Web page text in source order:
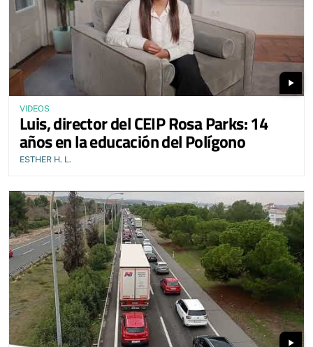
play_arrow
VIDEOS
Luis, director del CEIP Rosa Parks: 14
años en la educación del Polígono
ESTHER H. L.
play_arrow